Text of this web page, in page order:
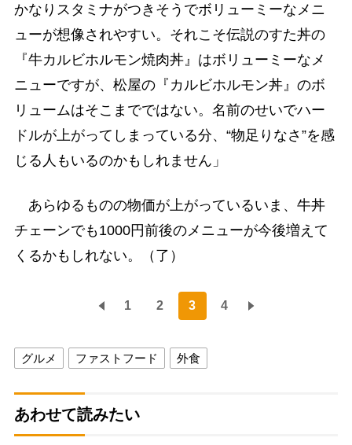
かなりスタミナがつきそうでボリューミーなメニ
ューが想像されやすい。それこそ伝説のすた丼の
『牛カルビホルモン焼肉丼』はボリューミーなメ
ニューですが、松屋の『カルビホルモン丼』のボ
リュームはそこまでではない。名前のせいでハー
ドルが上がってしまっている分、“物足りなさ”を感
じる人もいるのかもしれません」
あらゆるものの物価が上がっているいま、牛丼
チェーンでも1000円前後のメニューが今後増えて
くるかもしれない。（了）
1 2 3 4
グルメ ファストフード 外食
あわせて読みたい